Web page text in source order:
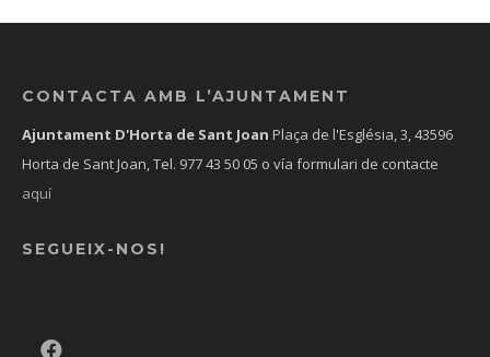
CONTACTA AMB L’AJUNTAMENT
Ajuntament D'Horta de Sant Joan Plaça de l'Església, 3, 43596
Horta de Sant Joan, Tel. 977 43 50 05 o vía formulari de contacte
aquí
SEGUEIX-NOS!